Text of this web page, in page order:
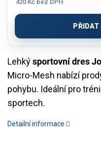
Lehkýsportovní dres
Micro-Mesh nabízí
pohybu. Ideální pro
sportech.
Detailní informace
420 Kč bez DPH
cena:
PŘIDAT